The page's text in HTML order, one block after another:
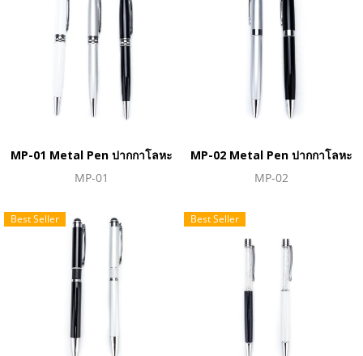
MP-01 Metal Pen ปากกาโลหะ
MP-01
MP-02 Metal Pen ปากกาโลหะ
MP-02
Best Seller Best Seller